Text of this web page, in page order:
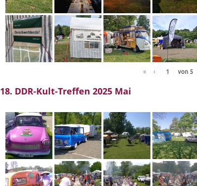
« ‹ von 5
18. DDR-Kult-Treffen 2025 Mai